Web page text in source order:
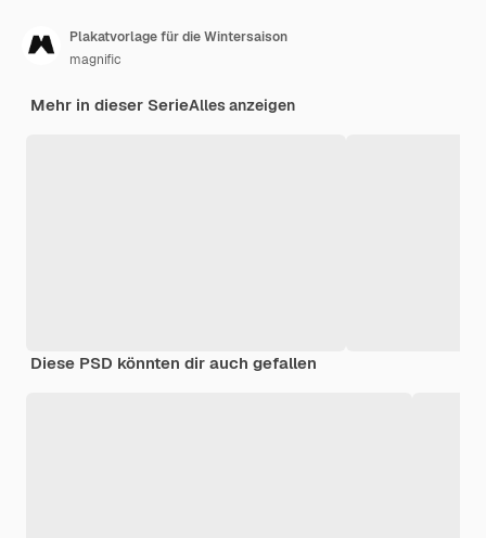
Plakatvorlage für die Wintersaison
magnific
Mehr in dieser SerieAlles anzeigen
Diese PSD könnten dir auch gefallen